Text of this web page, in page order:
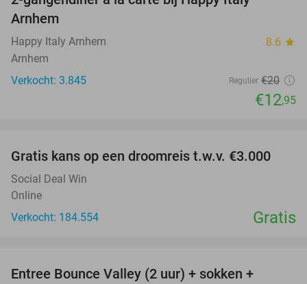
Arnhem
Happy Italy Arnhem 8.6 star
Arnhem
Verkocht: 3.845
Regulier €20
€12,95
Gratis kans op een droomreis t.w.v. €3.000
Social Deal Win
Online
Verkocht: 184.554
Gratis
Entree Bounce Valley (2 uur) + sokken +